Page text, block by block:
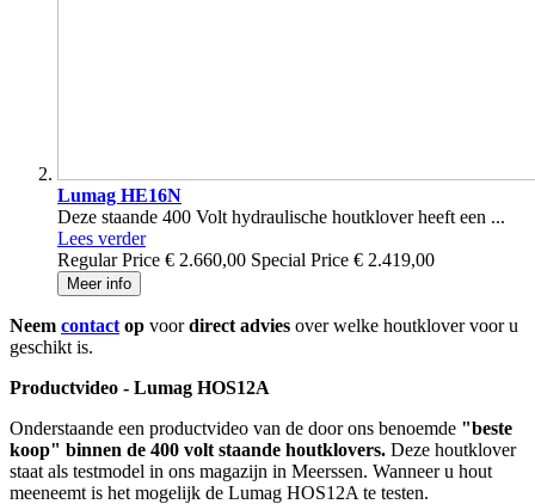
Lumag HE16N
Deze staande 400 Volt hydraulische houtklover heeft een ...
Lees verder
Regular Price € 2.660,00 Special Price € 2.419,00
Meer info
Neem contact op voordirect advies over welke houtklover voor u
geschikt is.
Productvideo - Lumag HOS12A
Onderstaande een productvideo van de door ons benoemde "beste
koop" binnen de 400 volt staande houtklovers. Deze houtklover
staat als testmodel in ons magazijn in Meerssen. Wanneer u hout
meeneemt is het mogelijk de Lumag HOS12A te testen.